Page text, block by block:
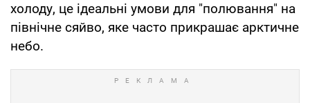
холоду, це ідеальні умови для "полювання" на
північне сяйво, яке часто прикрашає арктичне
небо.